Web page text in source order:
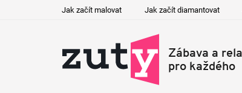
Jak začít malovat Jak začít diamantovat